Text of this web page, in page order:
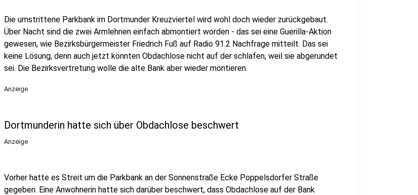
Die umstrittene Parkbank im Dortmunder Kreuzviertel wird wohl doch wieder zurückgebaut.
Über Nacht sind die zwei Armlehnen einfach abmontiert worden - das sei eine Guerilla-Aktion
gewesen, wie Bezirksbürgermeister Friedrich Fuß auf Radio 91.2 Nachfrage mitteilt. Das sei
keine Lösung, denn auch jetzt könnten Obdachlose nicht auf der schlafen, weil sie abgerundet
sei. Die Bezirksvertretung wolle die alte Bank aber wieder montieren.
Anzeige
Dortmunderin hatte sich über Obdachlose beschwert
Anzeige
Vorher hatte es Streit um die Parkbank an der Sonnenstraße Ecke Poppelsdorfer Straße
gegeben. Eine Anwohnerin hatte sich darüber beschwert, dass Obdachlose auf der Bank